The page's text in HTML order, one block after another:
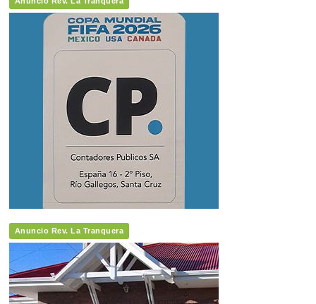
Anuncio Rev. La Tranquera